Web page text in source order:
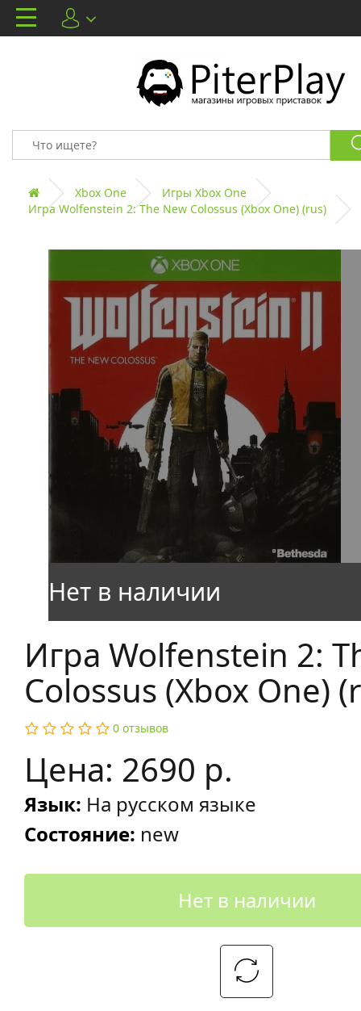
Xbox One
Игры Xbox One
Игра Wolfenstein 2: The New Colossus (Xbox One) (rus)
Игра Wolfenstein 2:
Colossus (Xbox One)
0 отзывов
Цена: 2690 р.
Язык: На русском языке
Состояние: new
Нет в наличии